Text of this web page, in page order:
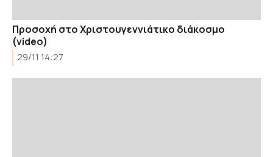
Προσοχή στο Xριστουγεννιάτικο διάκοσμο
(video)
29/11 14:27